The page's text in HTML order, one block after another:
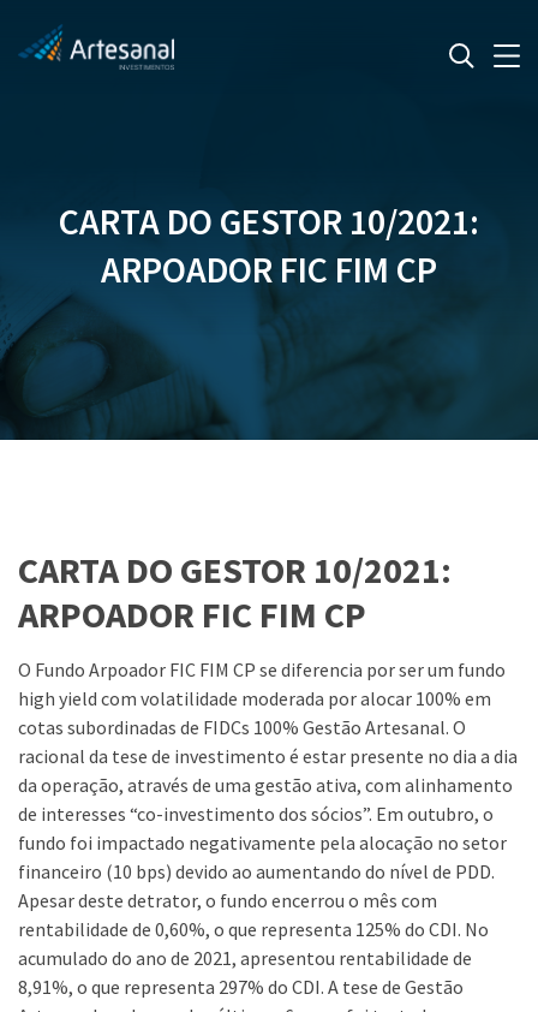
CARTA DO GESTOR 10/2021:
ARPOADOR FIC FIM CP
CARTA DO GESTOR 10/2021:
ARPOADOR FIC FIM CP
O Fundo Arpoador FIC FIM CP se diferencia por ser um fundo
high yield com volatilidade moderada por alocar 100% em
cotas subordinadas de FIDCs 100% Gestão Artesanal. O
racional da tese de investimento é estar presente no dia a dia
da operação, através de uma gestão ativa, com alinhamento
de interesses “co-investimento dos sócios”. Em outubro, o
fundo foi impactado negativamente pela alocação no setor
financeiro (10 bps) devido ao aumentando do nível de PDD.
Apesar deste detrator, o fundo encerrou o mês com
rentabilidade de 0,60%, o que representa 125% do CDI. No
acumulado do ano de 2021, apresentou rentabilidade de
8,91%, o que representa 297% do CDI. A tese de Gestão